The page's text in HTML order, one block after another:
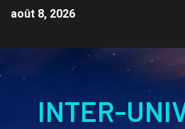
août 8, 2026
INTER-